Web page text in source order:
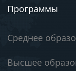
Программы
Среднее
Высшее